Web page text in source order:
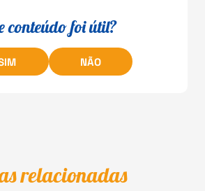
conteúdo foi útil?
NÃO
relacionadas